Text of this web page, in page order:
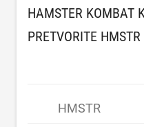
HAMSTER KOMBAT
PRETVORITE HMSTR
HMSTR